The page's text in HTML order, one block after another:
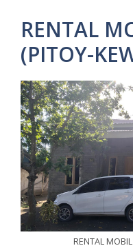
RENTAL
(PITOY-
RENTAL